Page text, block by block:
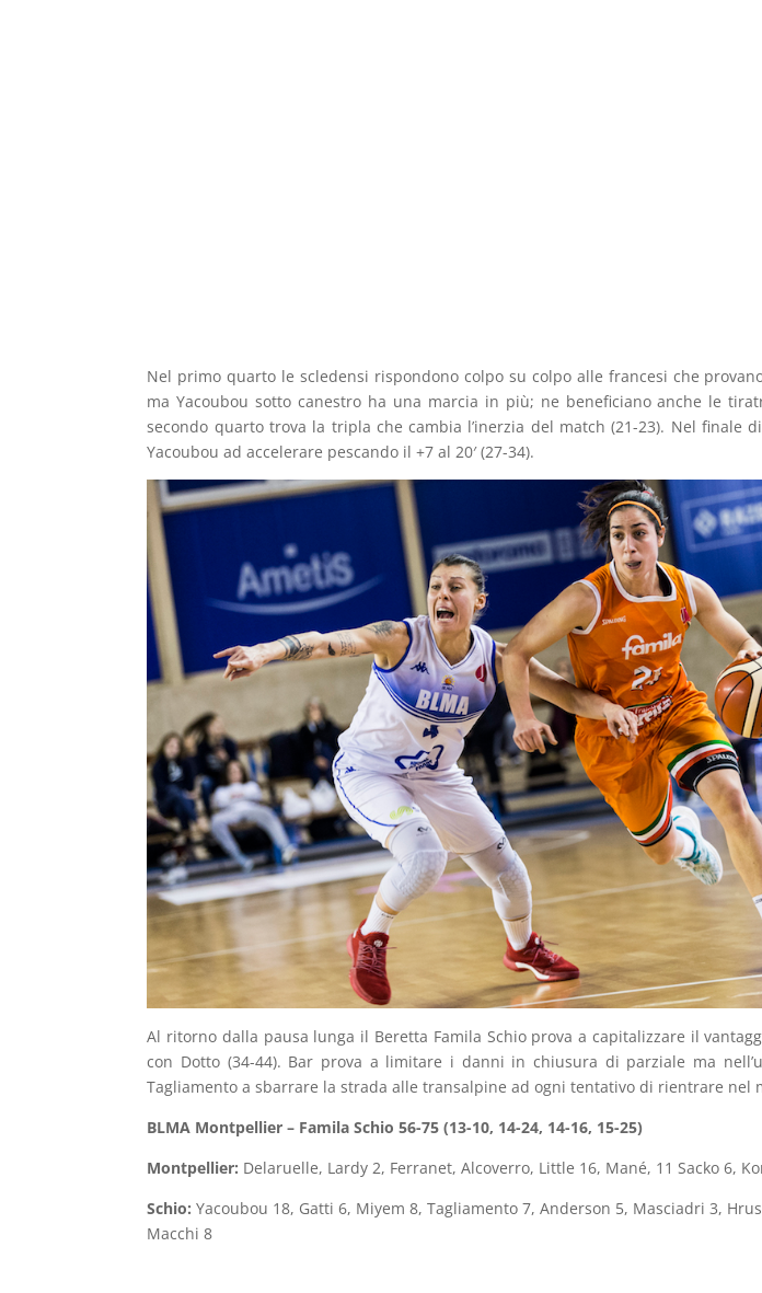
Nel primo quarto le scledensi rispondono colpo su colpo alle francesi che
ma Yacoubou sotto canestro ha una marcia in più; ne beneficiano anche le
secondo quarto trova la tripla che cambia l’inerzia del match (21-23). Nel finale
Yacoubou ad accelerare pescando il +7 al 20′ (27-34).
Al ritorno dalla pausa lunga il Beretta Famila Schio prova a capitalizzare il
con Dotto (34-44). Bar prova a limitare i danni in chiusura di parziale ma
Tagliamento a sbarrare la strada alle transalpine ad ogni tentativo di rientrare nel
BLMA Montpellier – Famila Schio 56-75 (13-10, 14-24, 14-16, 15-25)
Montpellier: Delaruelle, Lardy 2, Ferranet, Alcoverro, Little 16, Mané, 11 Sacko 6,
Schio: Yacoubou 18, Gatti 6, Miyem 8, Tagliamento 7, Anderson 5, Masciadri 3,
Macchi 8